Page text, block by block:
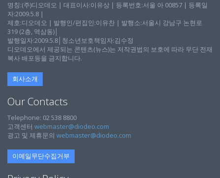
명칭:(주)디오데오 | 대표이사:이유상 | 등록번호:서울 아 00857 | 등록일
자:2009.5.8 |
제호:디오데오 | 발행인/편집인:이유찬 | 발행소:서울시 강남구 논현로
319 (2층, 역삼동)│
발행일자:2009.5.8│청소년보호책임자:김수정
디오데오에서 제공되는 콘텐츠(뉴스)는 저작권법의 보호에 따라 무단 전재
복사 배포등을 금지합니다.
회사소개
Our Contacts
Telephone: 02 538 8800
고객센터 webmaster@diodeo.com
광고 및 제휴문의 webmaster@diodeo.com
이메일무단수집거부